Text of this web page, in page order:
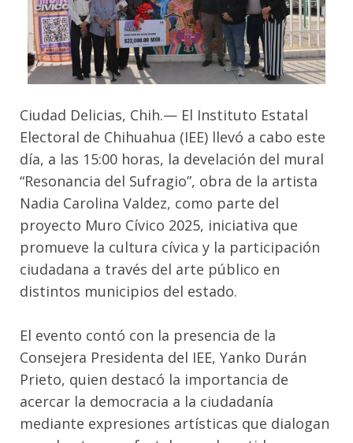
Ciudad Delicias, Chih.— El Instituto Estatal
Electoral de Chihuahua (IEE) llevó a cabo este
día, a las 15:00 horas, la develación del mural
“Resonancia del Sufragio”, obra de la artista
Nadia Carolina Valdez, como parte del
proyecto Muro Cívico 2025, iniciativa que
promueve la cultura cívica y la participación
ciudadana a través del arte público en
distintos municipios del estado.
El evento contó con la presencia de la
Consejera Presidenta del IEE, Yanko Durán
Prieto, quien destacó la importancia de
acercar la democracia a la ciudadanía
mediante expresiones artísticas que dialogan